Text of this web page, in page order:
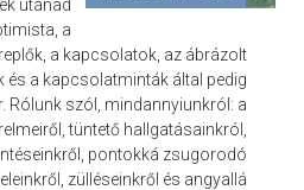
utánad
a
a kapcsolatok, az ábrázolt
és a kapcsolatminták által pedig
Rólunk szól, mindannyiunkról: a
tüntető hallgatásainkról,
pontokká zsugorodó
zülléseinkről és angyallá